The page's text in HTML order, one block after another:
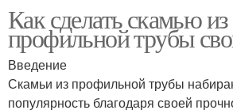
Как сделать скамью из
профильной трубы
Введение
Скамьи из профильной трубы
популярность благодаря своей